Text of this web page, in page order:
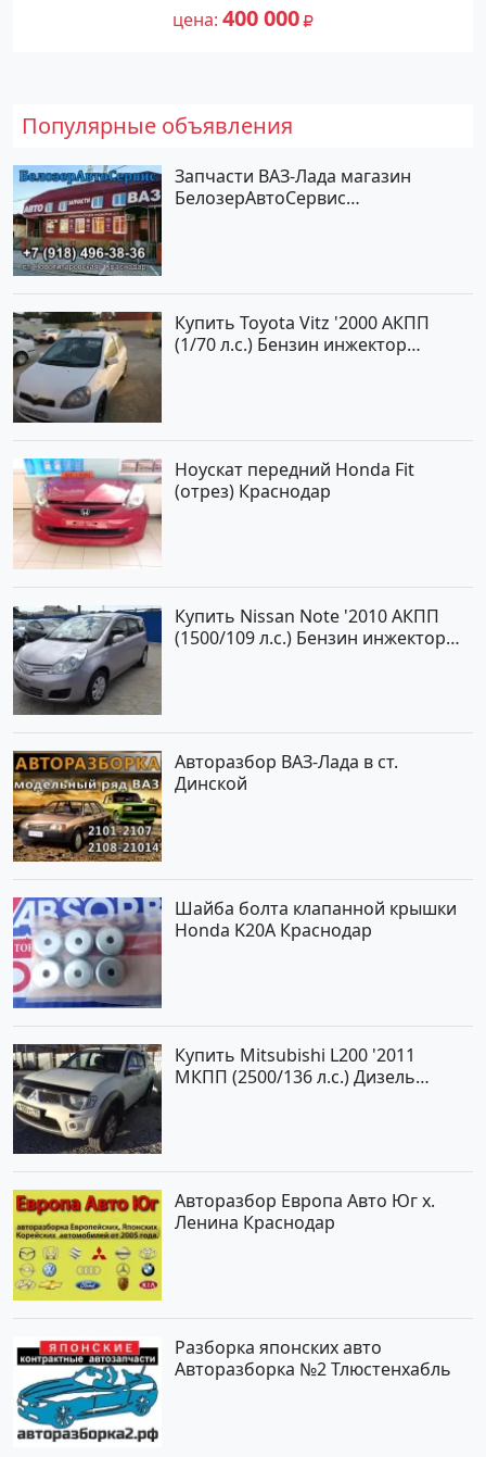
№27476 на сайте Авторынок23
цена 400 000
Популярные объявления
Запчасти ВАЗ-Лада магазин
БелозерАвтоСервис
Купить Toyota Vitz '2000 АКПП
(1/70 л.с.) Бензин инжектор
Ноускат передний Honda Fit
(отрез) Краснодар
Купить Nissan Note '2010 АКПП
(1500/109 л.с.) Бензин инжектор
Авторазбор ВАЗ-Лада в ст.
Динской
Шайба болта клапанной крышки
Honda K20A Краснодар
Купить Mitsubishi L200 '2011
МКПП (2500/136 л.с.) Дизель
Авторазбор Европа Авто Юг х.
Ленина Краснодар
Разборка японских авто
Авторазборка №2 Тлюстенхабль